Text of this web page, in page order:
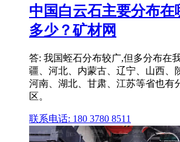
中国白云石主要分布在
多少？矿材网
答: 我国蛭石分布较广,但多分布在
疆、河北、内蒙古、辽宁、山西、
河南、湖北、甘肃、江苏等省也有
区。
联系电话: 180 3780 8511